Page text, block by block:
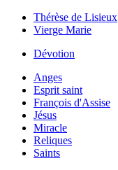
Thérèse de Lisieux
Vierge Marie
Dévotion
Anges
Esprit saint
François d'Assise
Jésus
Miracle
Reliques
Saints